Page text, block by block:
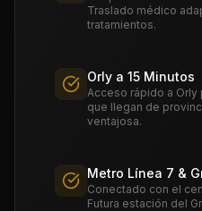
Traslado médico
tratamientos.
Orly a 15 Minutos
Acceso rápido a Orly
que llegan de
ventajosa.
Metro Línea 7 &
Conectado con el
Futura estación del